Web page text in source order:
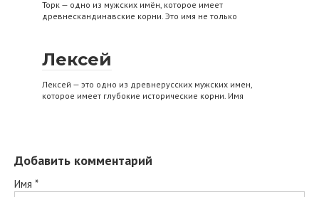
Торк — одно из мужских имён, которое имеет
древнескандинавские корни. Это имя не только
Лексей
Лексей — это одно из древнерусских мужских имен,
которое имеет глубокие исторические корни. Имя
Добавить комментарий
Имя *